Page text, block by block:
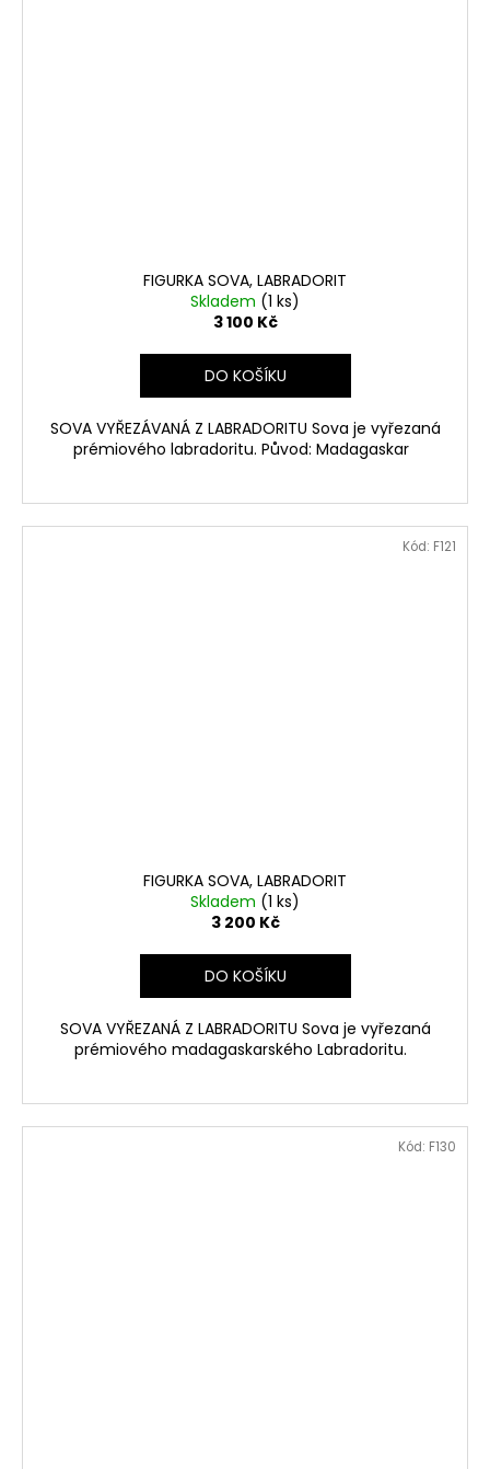
FIGURKA SOVA, LABRADORIT
Skladem (1 ks)
3 100 Kč
DO KOŠÍKU
SOVA VYŘEZÁVANÁ Z LABRADORITU Sova je vyřezaná
prémiového labradoritu. Původ: Madagaskar
FIGURKA SOVA, LABRADORIT
Skladem (1 ks)
3 200 Kč
DO KOŠÍKU
SOVA VYŘEZANÁ Z LABRADORITU Sova je vyřezaná
prémiového madagaskarského Labradoritu.
Kód: F121
Kód: F130